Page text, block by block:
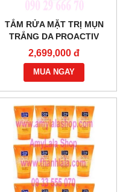
TẮM RỬA MẶT TRỊ MỤN
TRẮNG DA PROACTIV
SOLUTION DEEP
CLEANSING WASH 2IN1
FACE BODY 240ML -
0933555070
2,699,000 đ
MUA NGAY